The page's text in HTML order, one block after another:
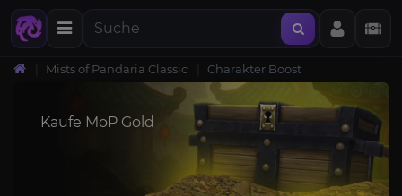
Mists of Pandaria Classic Charakter Boost
Kaufe MoP Gold